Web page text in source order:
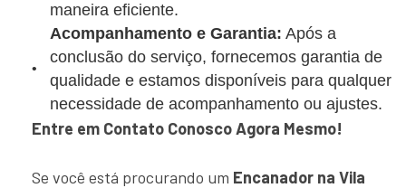
maneira eficiente.
Acompanhamento e Garantia: Após a
conclusão do serviço, fornecemos garantia de
qualidade e estamos disponíveis para qualquer
necessidade de acompanhamento ou ajustes.
Entre em Contato Conosco Agora Mesmo!
Se você está procurando um Encanador na Vila